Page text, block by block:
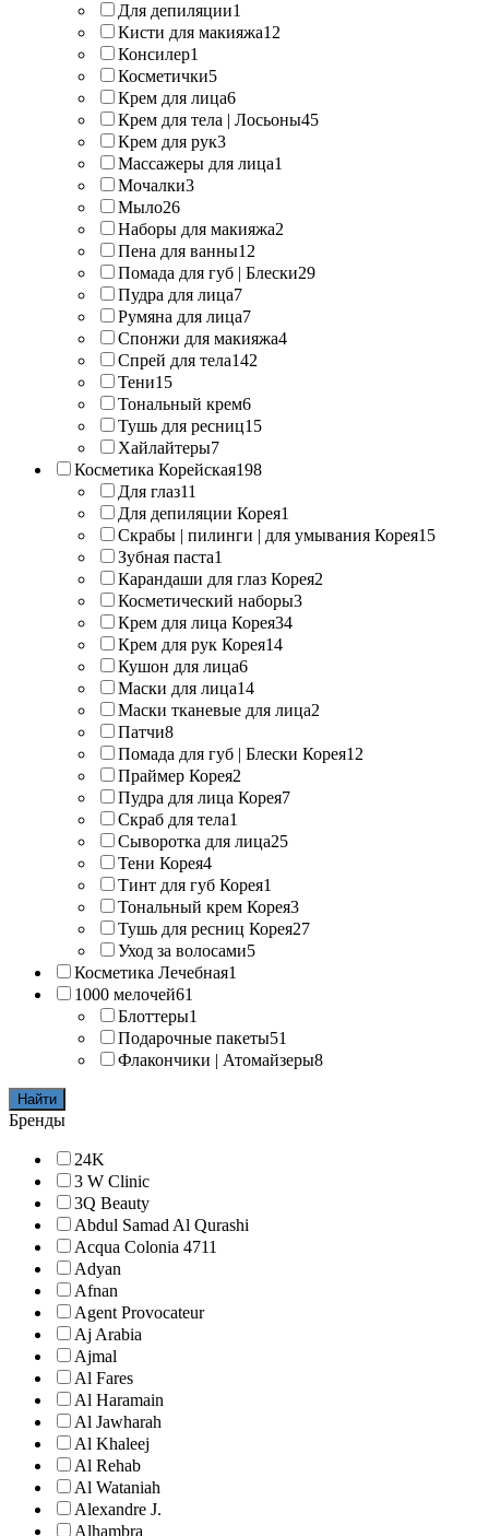
Для депиляции1
Кисти для макияжа12
Консилер1
Косметички5
Крем для лица6
Крем для тела | Лосьоны45
Крем для рук3
Массажеры для лица1
Мочалки3
Мыло26
Наборы для макияжа2
Пена для ванны12
Помада для губ | Блески29
Пудра для лица7
Румяна для лица7
Спонжи для макияжа4
Спрей для тела142
Тени15
Тональный крем6
Тушь для ресниц15
Хайлайтеры7
Косметика Корейская198
Для глаз11
Для депиляции Корея1
Скрабы | пилинги | для умывания Корея15
Зубная паста1
Карандаши для глаз Корея2
Косметический наборы3
Крем для лица Корея34
Крем для рук Корея14
Кушон для лица6
Маски для лица14
Маски тканевые для лица2
Патчи8
Помада для губ | Блески Корея12
Праймер Корея2
Пудра для лица Корея7
Скраб для тела1
Сыворотка для лица25
Тени Корея4
Тинт для губ Корея1
Тональный крем Корея3
Тушь для ресниц Корея27
Уход за волосами5
Косметика Лечебная1
1000 мелочей61
Блоттеры1
Подарочные пакеты51
Флакончики | Атомайзеры8
Найти
Бренды
24K
3 W Clinic
3Q Beauty
Abdul Samad Al Qurashi
Acqua Colonia 4711
Adyan
Afnan
Agent Provocateur
Aj Arabia
Ajmal
Al Fares
Al Haramain
Al Jawharah
Al Khaleej
Al Rehab
Al Wataniah
Alexandre J.
Alhambra